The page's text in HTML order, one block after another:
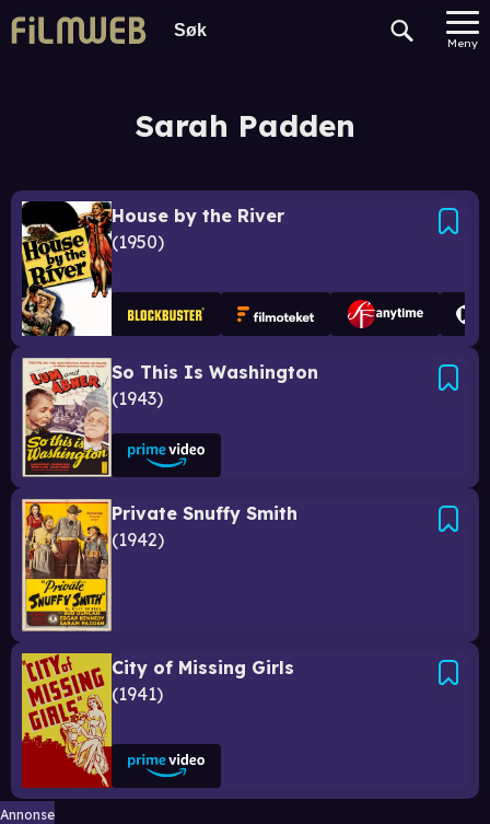
Meny
Sarah Padden
House by the River
1950
So This Is Washington
1943
Private Snuffy Smith
1942
City of Missing Girls
1941
Annonse